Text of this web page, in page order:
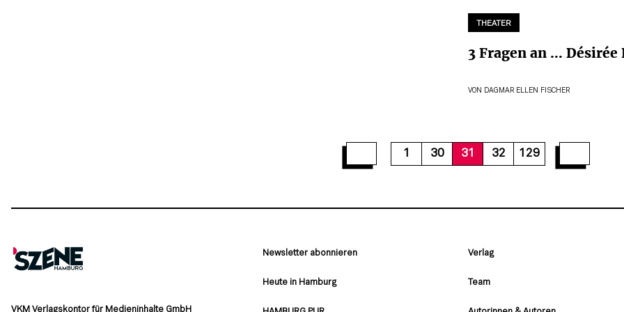
THEATER
3 Fragen an … Désirée
VON DAGMAR ELLEN FISCHER
1 30 31 32 129
37 40 41 43 44 45
VKM Verlagskontor für Medieninhalte GmbH
Newsletter abonnieren
Heute in Hamburg
Verlag
Team